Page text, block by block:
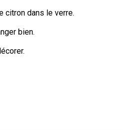
citron dans le verre.
bien.